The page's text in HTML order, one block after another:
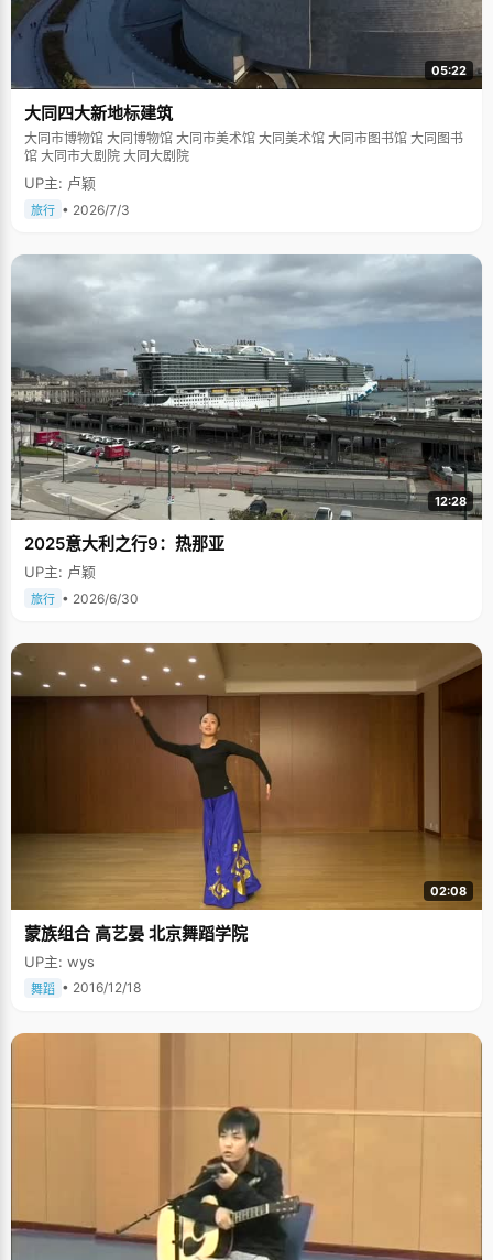
05:22
大同四大新地标建筑
大同市博物馆 大同博物馆 大同市美术馆 大同美术馆 大同市图书馆 大同图书
馆 大同市大剧院 大同大剧院
UP主: 卢颖
旅行 • 2026/7/3
12:28
2025意大利之行9：热那亚
UP主: 卢颖
旅行 • 2026/6/30
02:08
蒙族组合 高艺晏 北京舞蹈学院
UP主: wys
舞蹈 • 2016/12/18